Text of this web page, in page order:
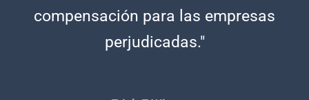
compensación para las empresas
perjudicadas."